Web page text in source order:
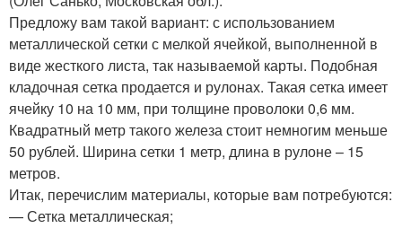
Предложу вам такой вариант: с использованием
металлической сетки с мелкой ячейкой, выполненной в
виде жесткого листа, так называемой карты. Подобная
кладочная сетка продается и рулонах. Такая сетка имеет
ячейку 10 на 10 мм, при толщине проволоки 0,6 мм.
Квадратный метр такого железа стоит немногим меньше
50 рублей. Ширина сетки 1 метр, длина в рулоне – 15
метров.
Итак, перечислим материалы, которые вам потребуются:
— Сетка металлическая;